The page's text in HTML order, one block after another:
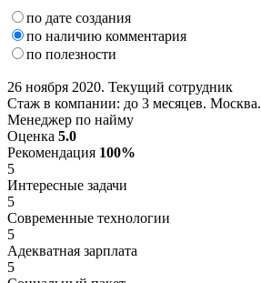
по дате создания
по наличию комментария
по полезности
26 ноября 2020. Текущий сотрудник
Стаж в компании: до 3 месяцев. Москва.
Менеджер по найму
Оценка 5.0
Рекомендация 100%
5
Интересные задачи
5
Современные технологии
5
Адекватная зарплата
5